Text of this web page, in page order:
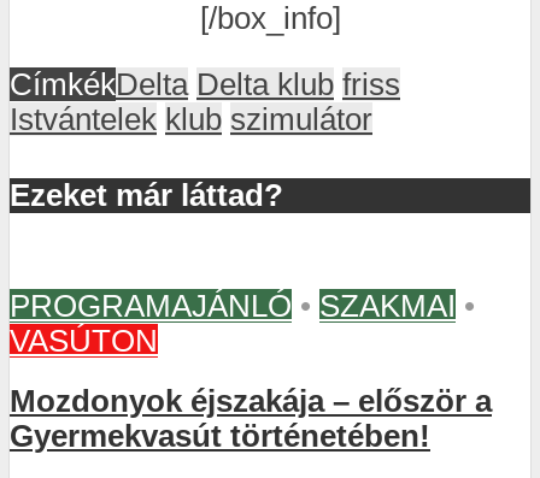
[/box_info]
CímkékDelta Delta klub friss
Istvántelek klub szimulátor
Ezeket már láttad?
PROGRAMAJÁNLÓ • SZAKMAI •
VASÚTON
Mozdonyok éjszakája – először a
Gyermekvasút történetében!